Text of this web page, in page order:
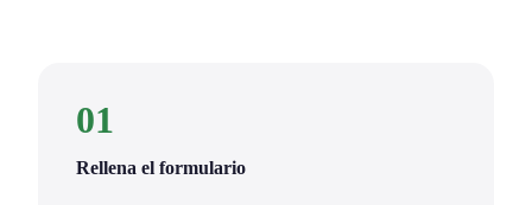
01
Rellena el formulario